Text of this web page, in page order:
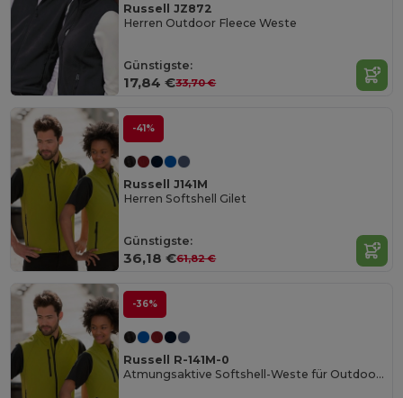
Russell JZ872
Herren Outdoor Fleece Weste
Günstigste:
17,84 €33,70 €
-41%
Russell J141M
Herren Softshell Gilet
Günstigste:
36,18 €61,82 €
-36%
Russell R-141M-0
Atmungsaktive Softshell-Weste für Outdoor-Abenteuer